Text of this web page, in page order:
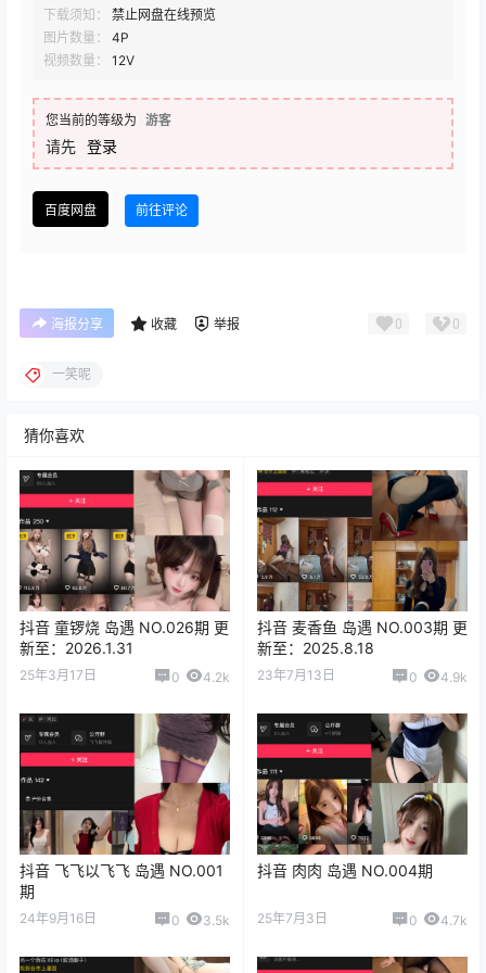
下载须知：
禁止网盘在线预览
图片数量：
4P
视频数量：
12V
您当前的等级为 游客
请先 登录
百度网盘 前往评论
海报分享 收藏 举报 0 0
一笑呢
猜你喜欢
抖音 童锣烧 岛遇 NO.026期 更
新至：2026.1.31
25年3月17日 0 4.2k
抖音 麦香鱼 岛遇 NO.003期 更
新至：2025.8.18
23年7月13日 0 4.9k
抖音 飞飞以飞飞 岛遇 NO.001
期
24年9月16日 0 3.5k
抖音 肉肉 岛遇 NO.004期
25年7月3日 0 4.7k